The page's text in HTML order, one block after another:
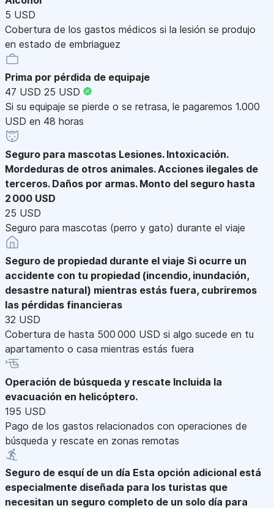
5 USD
Cobertura de los gastos médicos si la lesión se produjo
en estado de embriaguez
Prima por pérdida de equipaje
47 USD 25 USD
Si su equipaje se pierde o se retrasa, le pagaremos 1.000
USD en 48 horas
Seguro para mascotas Lesiones. Intoxicación.
Mordeduras de otros animales. Acciones ilegales de
terceros. Daños por armas. Monto del seguro hasta
2 000 USD
25 USD
Seguro para mascotas (perro y gato) durante el viaje
Seguro de propiedad durante el viaje Si ocurre un
accidente con tu propiedad (incendio, inundación,
desastre natural) mientras estás fuera, cubriremos
las pérdidas financieras
32 USD
Cobertura de hasta 500 000 USD si algo sucede en tu
apartamento o casa mientras estás fuera
Operación de búsqueda y rescate Incluida la
evacuación en helicóptero.
195 USD
Pago de los gastos relacionados con operaciones de
búsqueda y rescate en zonas remotas
Seguro de esquí de un día Esta opción adicional está
especialmente diseñada para los turistas que
necesitan un seguro completo de un solo día para